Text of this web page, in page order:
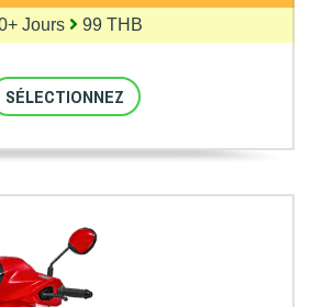
Jours
99 THB
SÉLECTIONNEZ